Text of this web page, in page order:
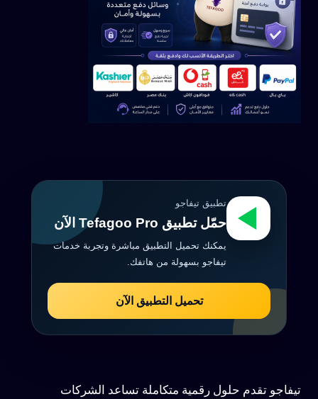
تطبيق تيفاجو
حمّل تطبيق Tefagoo Pro الآن
يمكنك تحميل التطبيق مباشرة وتجربة خدمات
تيفاجو بسهولة من هاتفك.
تحميل التطبيق الآن
تيفاجو تقدم حلول رقمية متكاملة تساعد الشركات